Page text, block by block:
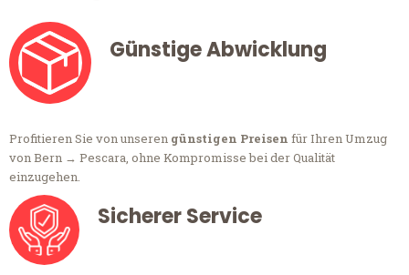
Günstige Abwicklung
Profitieren Sie von unseren günstigen Preisen für Ihren Umzug
von Bern → Pescara, ohne Kompromisse bei der Qualität
einzugehen.
Sicherer Service